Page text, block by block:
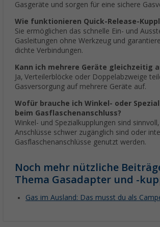
Gasgeräte und sorgen für eine sichere
Wie funktionieren Quick-Release-
Sie ermöglichen das schnelle Ein- und
Gasleitungen ohne Werkzeug und
dichte Verbindungen.
Kann ich mehrere Geräte gleichzeitig
Ja, Verteilerblöcke oder Doppelabzweige
Gasversorgung auf mehrere Geräte auf.
Wofür brauche ich Winkel- oder
beim Gasflaschenanschluss?
Winkel- und Spezialkupplungen sind
Anschlüsse schwer zugänglich sind oder
Gasflaschenanschlüsse genutzt werden.
Noch mehr nützliche
Thema Gasadapter und -
Gas im Ausland: Das musst du als